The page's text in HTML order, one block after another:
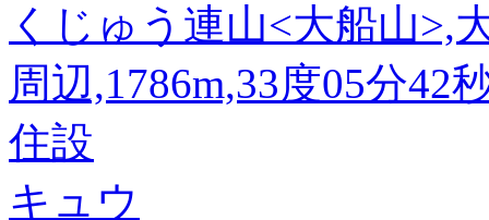
くじゅう連山<大船山>,
周辺,1786m,33度05分42
住設
キュウ